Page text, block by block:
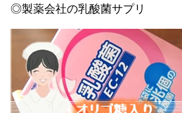
◎製薬会社の乳酸菌サプリ